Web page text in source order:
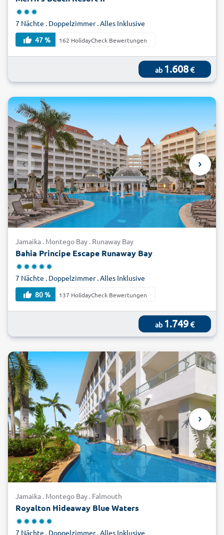
7 Nächte . Doppelzimmer . Alles Inklusive
47 %
162 HolidayCheck Bewertungen
ab 1.608€
Jamaika . Montego Bay . Runaway Bay
Bahia Principe Escape Runaway Bay
7 Nächte . Doppelzimmer . Alles Inklusive
80 %
137 HolidayCheck Bewertungen
ab 1.749€
Jamaika . Montego Bay . Falmouth
Royalton Hideaway Blue Waters
7 Nächte . Doppelzimmer . Alles Inklusive